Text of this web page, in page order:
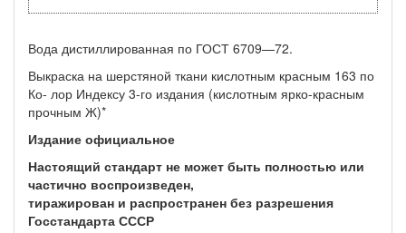
Вода дистиллированная по ГОСТ 6709—72.
Выкраска на шерстяной ткани кислотным красным 163 по
Ко- лор Индексу 3-го издания (кислотным ярко-красным
прочным Ж)*
Издание официальное
Настоящий стандарт не может быть полностью или
частично воспроизведен,
тиражирован и распространен без разрешения
Госстандарта СССР